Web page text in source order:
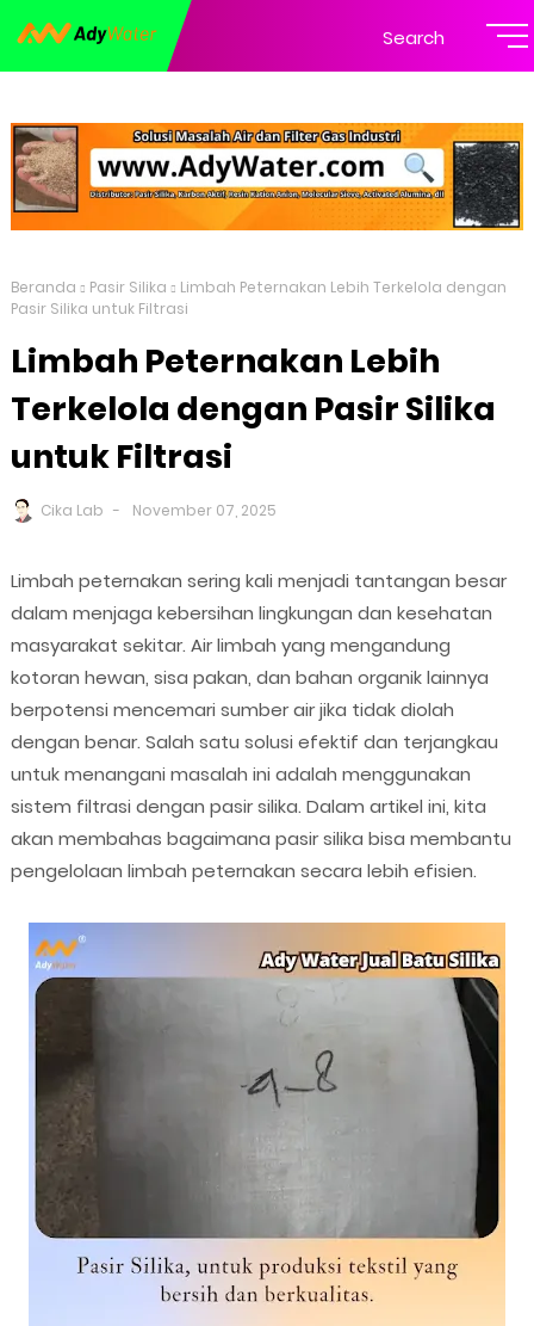
Search
Beranda Pasir Silika
Limbah Peternakan Lebih Terkelola dengan
Pasir Silika untuk Filtrasi
Limbah Peternakan Lebih
Terkelola dengan Pasir Silika
untuk Filtrasi
Cika Lab November 07, 2025
Limbah peternakan sering kali menjadi tantangan besar
dalam menjaga kebersihan lingkungan dan kesehatan
masyarakat sekitar. Air limbah yang mengandung
kotoran hewan, sisa pakan, dan bahan organik lainnya
berpotensi mencemari sumber air jika tidak diolah
dengan benar. Salah satu solusi efektif dan terjangkau
untuk menangani masalah ini adalah menggunakan
sistem filtrasi dengan pasir silika. Dalam artikel ini, kita
akan membahas bagaimana pasir silika bisa membantu
pengelolaan limbah peternakan secara lebih efisien.